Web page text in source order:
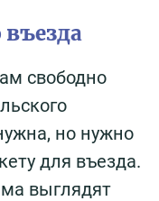
въезда
свободно
но нужно
для въезда.
выглядят